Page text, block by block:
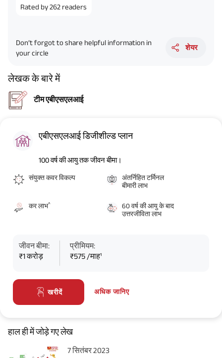
Rated by262 readers
Don’t forgot to share helpful information in
your circle
शेयर
लेखक के बारे में
टीम एबीएसएलआई
एबीएसएलआई डिजीशील्ड प्लान
100 वर्ष की आयु तक जीवन बीमा।
संयुक्त कवर विकल्प
अंतर्निहित टर्मिनल
बीमारी लाभ
कर लाभ^
60 वर्ष की आयु के बाद
उत्तरजीविता लाभ
जीवन बीमा:
₹1 करोड़
प्रीमियम:
₹575 /माह¹
खरीदें अधिक जानिए
हाल ही में जोड़े गए लेख
7 सितंबर 2023